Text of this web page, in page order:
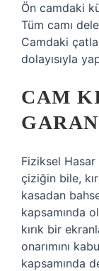
Ön camdaki
Tüm camı
Camdaki
dolayısıyla
CAM
Fiziksel Hasar
çiziğin bile,
kasadan
kapsamında
kırık bir
onarımını
kapsamında